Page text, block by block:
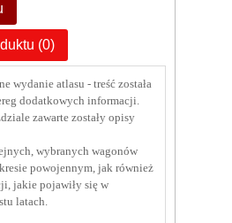
(0)
wydanie atlasu - treść została
dodatkowych informacji.
zawarte zostały opisy
wybranych wagonów
powojennym, jak również
jakie pojawiły się w
latach.